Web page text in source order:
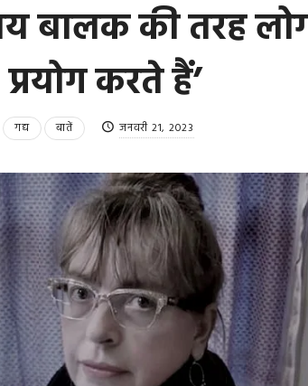
बालक की तरह
प्रयोग करते हैं’
गद्य बातें जनवरी 21, 2023